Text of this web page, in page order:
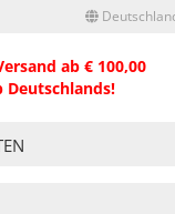
ab € 100,00
Deutschlands!